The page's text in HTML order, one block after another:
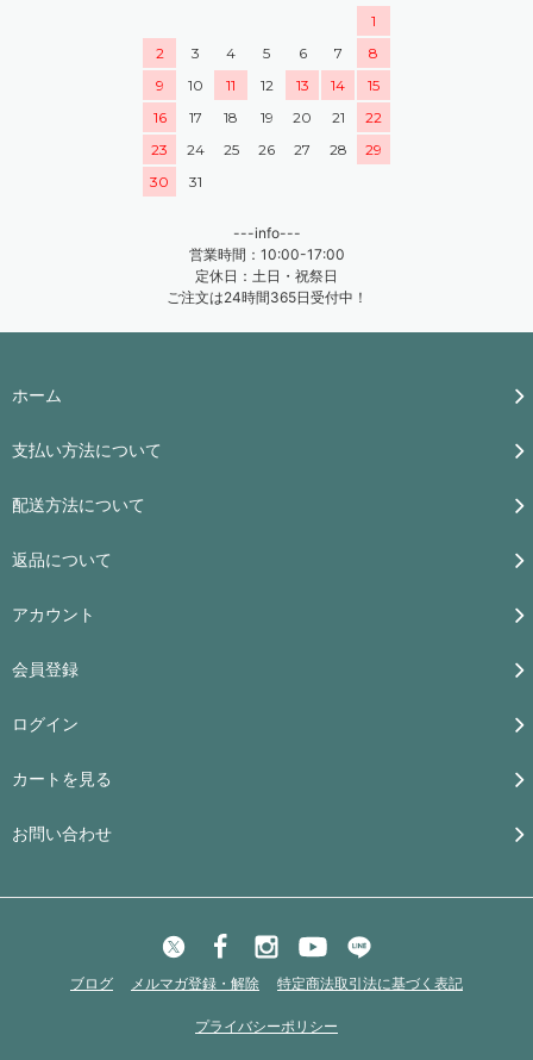
1
2
3 4 5 6 7
8
9
10 11 12 13 14
15
16
17 18 19 20 21
22
23
24 25 26 27 28
29
30
31
---info---
営業時間：10:00-17:00
定休日：土日・祝祭日
ご注文は24時間365日受付中！
ホーム
支払い方法について
配送方法について
返品について
アカウント
会員登録
ログイン
カートを見る
お問い合わせ
ブログ メルマガ登録・解除 特定商法取引法に基づく表記
プライバシーポリシー